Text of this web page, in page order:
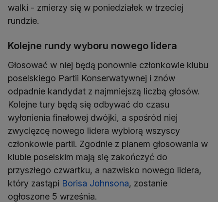
walki - zmierzy się w poniedziałek w trzeciej
rundzie.
Kolejne rundy wyboru nowego lidera
Głosować w niej będą ponownie członkowie klubu
poselskiego Partii Konserwatywnej i znów
odpadnie kandydat z najmniejszą liczbą głosów.
Kolejne tury będą się odbywać do czasu
wyłonienia finałowej dwójki, a spośród niej
zwycięzcę nowego lidera wybiorą wszyscy
członkowie partii. Zgodnie z planem głosowania w
klubie poselskim mają się zakończyć do
przyszłego czwartku, a nazwisko nowego lidera,
który zastąpi Borisa Johnsona, zostanie
ogłoszone 5 września.